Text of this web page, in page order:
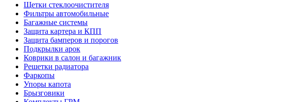
Щетки стеклоочистителя
Фильтры автомобильные
Багажные системы
Защита картера и КПП
Защита бамперов и порогов
Подкрылки арок
Коврики в салон и багажник
Решетки радиатора
Фаркопы
Упоры капота
Брызговики